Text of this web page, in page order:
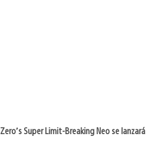
Super Limit-Breaking Neo se lanzará